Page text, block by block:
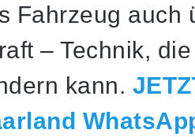
Fahrzeug auch
– Technik,
kann.